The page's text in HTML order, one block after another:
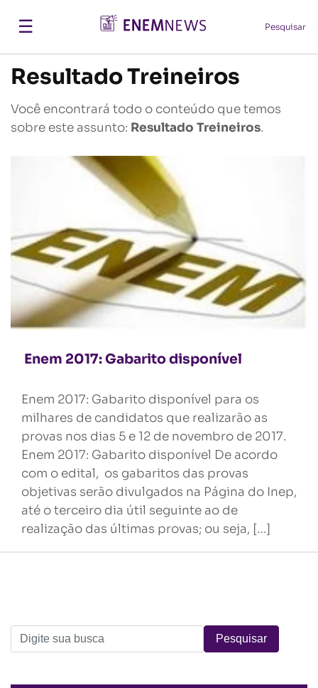
☰ Pesquisar
Resultado Treineiros
Você encontrará todo o conteúdo que temos
sobre este assunto: Resultado Treineiros.
Enem 2017: Gabarito disponível
Enem 2017: Gabarito disponível para os
milhares de candidatos que realizarão as
provas nos dias 5 e 12 de novembro de 2017.
Enem 2017: Gabarito disponível De acordo
com o edital, os gabaritos das provas
objetivas serão divulgados na Página do Inep,
até o terceiro dia útil seguinte ao de
realização das últimas provas; ou seja, […]